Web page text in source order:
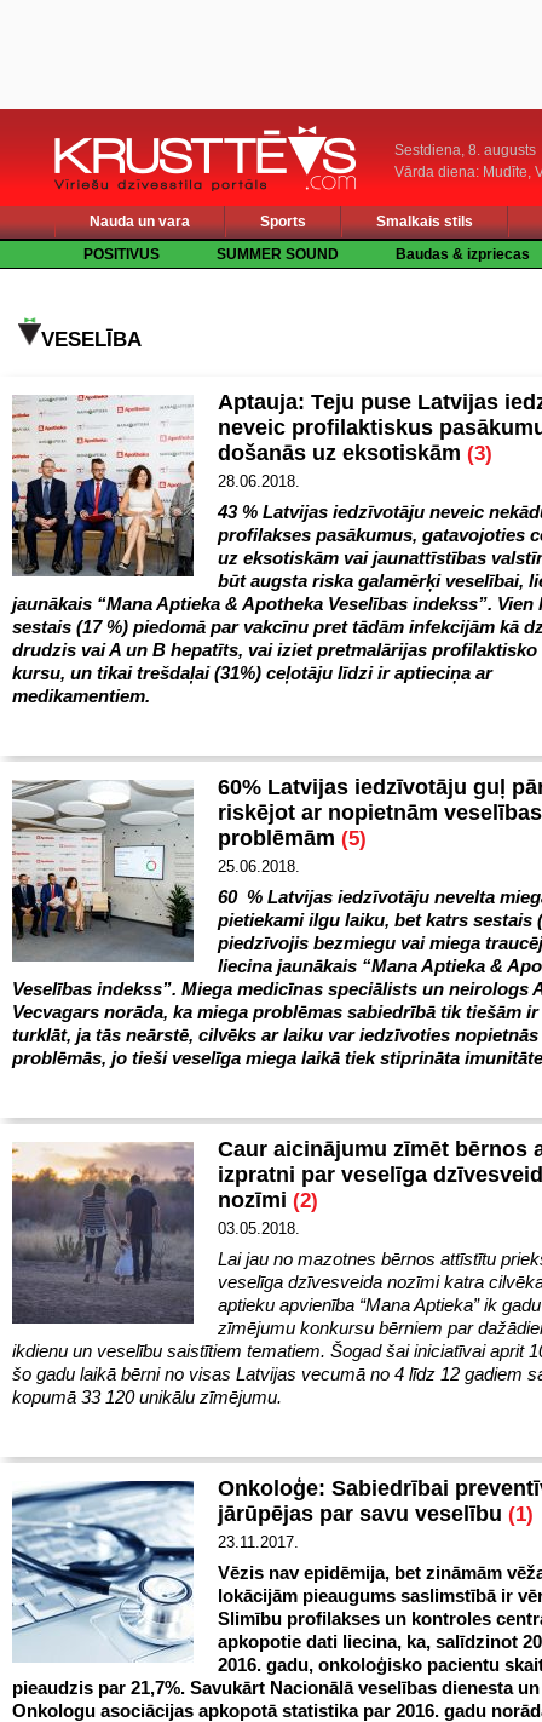
Sestdiena, 8. augusts
Vārda diena: Mudīte,
Nauda un vara Sports
Smalkais stils
POSITIVUS
SUMMER SOUND Baudas & izpriecas
VESELĪBA
Aptauja: Teju puse Latvijas
neveic profilaktiskus
došanās uz eksotiskām (3)
28.06.2018.
43 % Latvijas iedzīvotāju neveic
profilakses pasākumus, gatavojoties
uz eksotiskām vai jaunattīstības
būt augsta riska galamērķi veselībai,
jaunākais “Mana Aptieka & Apotheka Veselības indekss”. Vien
sestais (17 %) piedomā par vakcīnu pret tādām infekcijām kā
drudzis vai A un B hepatīts, vai iziet pretmalārijas
kursu, un tikai trešdaļai (31%) ceļotāju līdzi ir aptieciņa ar
medikamentiem.
60% Latvijas iedzīvotāju guļ
riskējot ar nopietnām veselības
problēmām (5)
25.06.2018.
60 % Latvijas iedzīvotāju nevelta
pietiekami ilgu laiku, bet katrs sestais
piedzīvojis bezmiegu vai miega
liecina jaunākais “Mana Aptieka &
Veselības indekss”. Miega medicīnas speciālists un neirologs
Vecvagars norāda, ka miega problēmas sabiedrībā tik tiešām
turklāt, ja tās neārstē, cilvēks ar laiku var iedzīvoties
problēmās, jo tieši veselīga miega laikā tiek stiprināta
Caur aicinājumu zīmēt bērnos
izpratni par veselīga
nozīmi (2)
03.05.2018.
Lai jau no mazotnes bērnos attīstītu
veselīga dzīvesveida nozīmi katra
aptieku apvienība “Mana Aptieka” ik
zīmējumu konkursu bērniem par
ikdienu un veselību saistītiem tematiem. Šogad šai iniciatīvai aprit
šo gadu laikā bērni no visas Latvijas vecumā no 4 līdz 12 gadiem
kopumā 33 120 unikālu zīmējumu.
Onkoloģe: Sabiedrībai
jārūpējas par savu veselību (1)
23.11.2017.
Vēzis nav epidēmija, bet zināmām
lokācijām pieaugums saslimstībā ir
Slimību profilakses un kontroles
apkopotie dati liecina, ka, salīdzinot
2016. gadu, onkoloģisko pacientu
pieaudzis par 21,7%. Savukārt Nacionālā veselības dienesta
Onkologu asociācijas apkopotā statistika par 2016. gadu